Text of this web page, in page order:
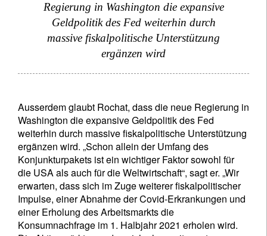
Regierung in Washington die expansive
Geldpolitik des Fed weiterhin durch
massive fiskalpolitische Unterstützung
ergänzen wird
Ausserdem glaubt Rochat, dass die neue Regierung in
Washington die expansive Geldpolitik des Fed
weiterhin durch massive fiskalpolitische Unterstützung
ergänzen wird. „Schon allein der Umfang des
Konjunkturpakets ist ein wichtiger Faktor sowohl für
die USA als auch für die Weltwirtschaft“, sagt er. „Wir
erwarten, dass sich im Zuge weiterer fiskalpolitischer
Impulse, einer Abnahme der Covid-Erkrankungen und
einer Erholung des Arbeitsmarkts die
Konsumnachfrage im 1. Halbjahr 2021 erholen wird.